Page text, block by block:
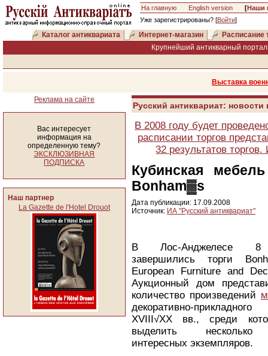
На главную English version [Наши
Уже зарегистрированы? [Войти]
Каталог антиквариата Интернет-магазин
Расписание
Крупнейший антикварный
Выставка
Реклама на сайте
Вас интересует
информация на
определенную тему?
ЭКСКЛЮЗИВНАЯ
ПОДПИСКА
Наш партнер
La Gazette de l'Hotel Drouot
Русский антиквариат:
В 2008 году будет
расписании торгов
32 результатов
Кубинская
Bonham▓s
Дата публикации: 17.09.2008
Источник: ИА "Русский антиквариат"
В Лос-Анджелесе 8
завершились торги
European Furniture and
Аукционный дом
количество произведений
декоративно-
XVIII√XX вв., среди
выделить несколько
интересных экземпляров.